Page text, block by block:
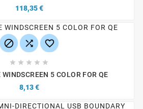
118,35 €
  
    
5 COLOR FOR QE
8,13 €